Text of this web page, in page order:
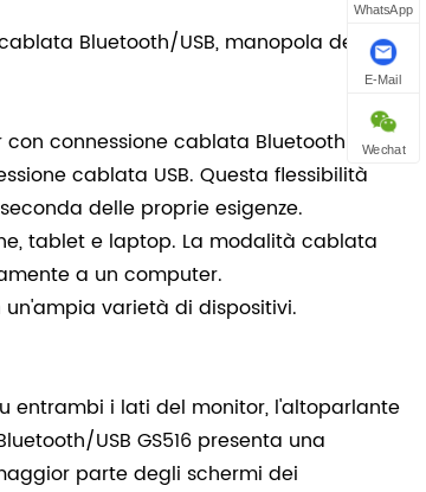
Bluetooth/USB, manopola del
connessione cablata Bluetooth/USB
cablata USB. Questa flessibilità
delle proprie esigenze.
tablet e laptop. La modalità cablata
a un computer.
varietà di dispositivi.
entrambi i lati del monitor, l'altoparlante
USB GS516 presenta una
parte degli schermi dei
WhatsApp
E-Mail
Wechat